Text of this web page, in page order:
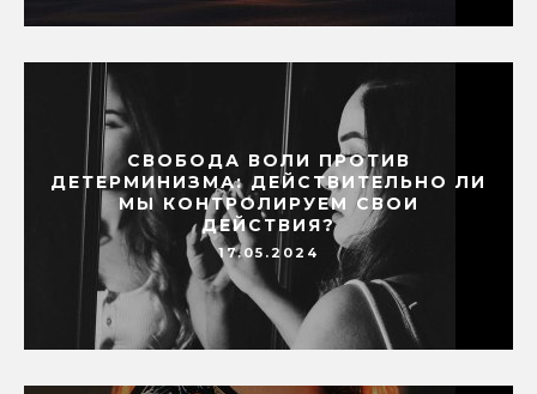
СВОБОДА ВОЛИ ПРОТИВ
ДЕТЕРМИНИЗМА: ДЕЙСТВИТЕЛЬНО ЛИ
МЫ КОНТРОЛИРУЕМ СВОИ
ДЕЙСТВИЯ?
17.05.2024